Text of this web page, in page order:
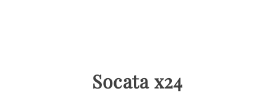
Socata x24